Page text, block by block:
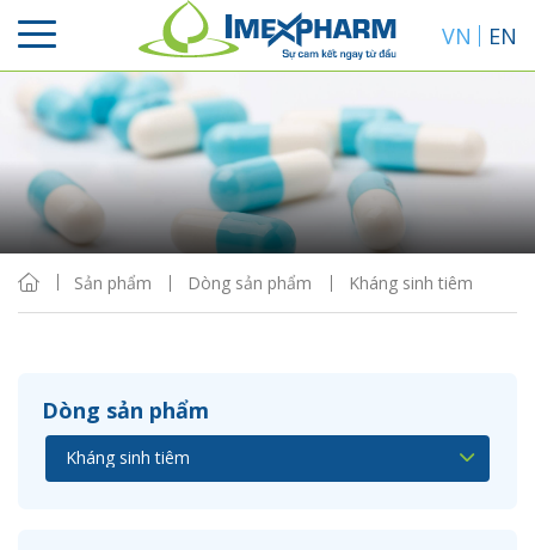
VN EN
Sản phẩm Dòng sản phẩm Kháng sinh tiêm
Dòng sản phẩm
Sắp xếp
Hiển thị